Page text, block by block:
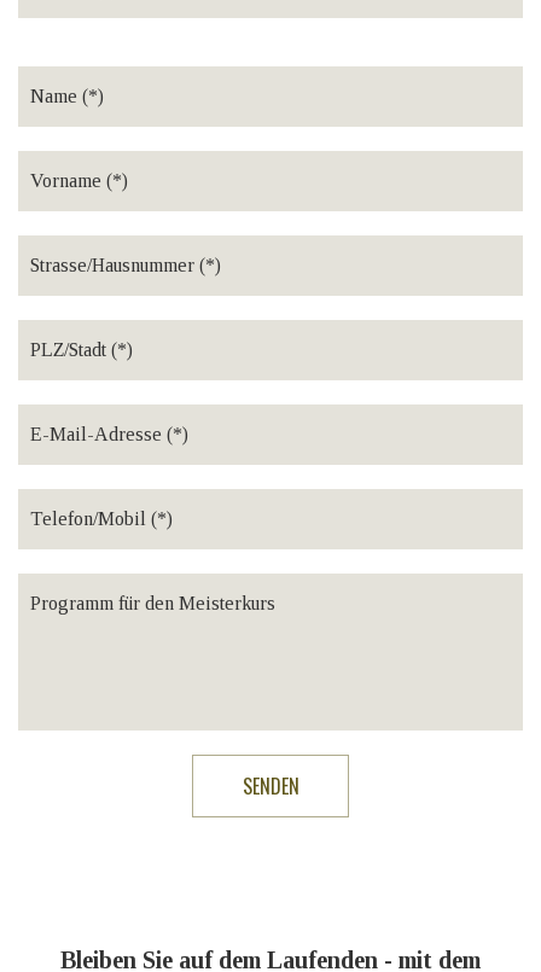
Bleiben Sie auf dem Laufenden - mit dem